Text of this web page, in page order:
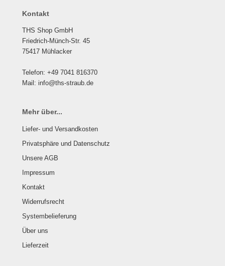
Kontakt
THS Shop GmbH
Friedrich-Münch-Str. 45
75417 Mühlacker
Telefon: +49 7041 816370
Mail: info@ths-straub.de
Mehr über...
Liefer- und Versandkosten
Privatsphäre und Datenschutz
Unsere AGB
Impressum
Kontakt
Widerrufsrecht
Systembelieferung
Über uns
Lieferzeit